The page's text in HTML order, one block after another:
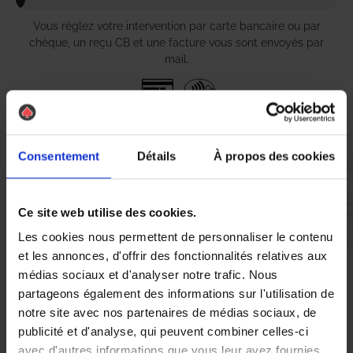
Consentement Détails À propos des cookies
Ce site web utilise des cookies.
Les cookies nous permettent de personnaliser le contenu
et les annonces, d'offrir des fonctionnalités relatives aux
médias sociaux et d'analyser notre trafic. Nous
partageons également des informations sur l'utilisation de
notre site avec nos partenaires de médias sociaux, de
publicité et d'analyse, qui peuvent combiner celles-ci
avec d'autres informations que vous leur avez fournies
Vous réglez votre intervention par carte bancaire ou par
chèque, un reçu CB et une facture vous sont envoyés par
mail.
Vous évaluez la prestation
Vous recevez une demande d’évaluation de votre expérience
avec l’équipe AS DE PIC.
Nous avons pensé à tout
À Saint-Priest, la lutte contre les nuisibles est une priorité pour